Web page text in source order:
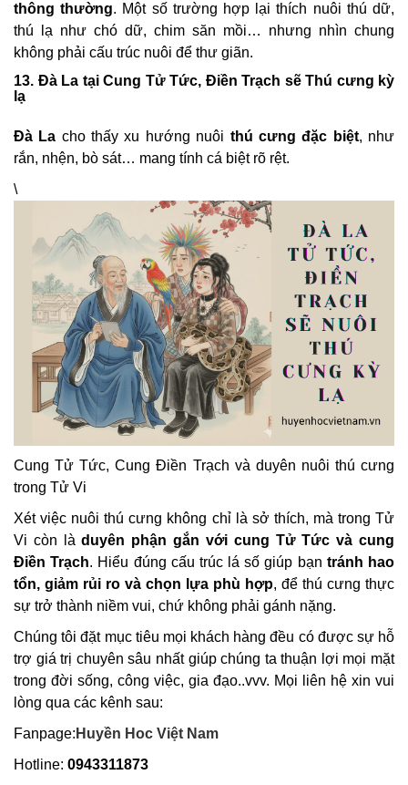
thông thường. Một số trường hợp lại thích nuôi thú dữ,
thú lạ như chó dữ, chim săn mồi… nhưng nhìn chung
không phải cấu trúc nuôi để thư giãn.
13. Đà La tại Cung Tử Tức, Điền Trạch sẽ Thú cưng kỳ
lạ
Đà La cho thấy xu hướng nuôi thú cưng đặc biệt, như
rắn, nhện, bò sát… mang tính cá biệt rõ rệt.
\
Cung Tử Tức, Cung Điền Trạch và duyên nuôi thú cưng
trong Tử Vi
Xét việc nuôi thú cưng không chỉ là sở thích, mà trong Tử
Vi còn làduyên phận gắn với cung Tử Tức và cung
Điền Trạch. Hiểu đúng cấu trúc lá số giúp bạn tránh hao
tổn, giảm rủi ro và chọn lựa phù hợp, để thú cưng thực
sự trở thành niềm vui, chứ không phải gánh nặng.
Chúng tôi đặt mục tiêu mọi khách hàng đều có được sự hỗ
trợ giá trị chuyên sâu nhất giúp chúng ta thuận lợi mọi mặt
trong đời sống, công việc, gia đạo..vvv. Mọi liên hệ xin vui
lòng qua các kênh sau:
Fanpage: Huyền Hoc Việt Nam
Hotline: 0943311873